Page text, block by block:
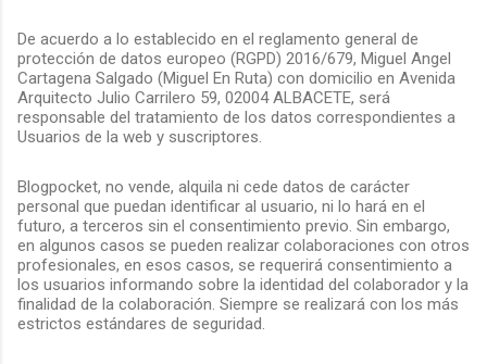
De acuerdo a lo establecido en el reglamento general de
protección de datos europeo (RGPD) 2016/679, Miguel Angel
Cartagena Salgado (Miguel En Ruta) con domicilio en Avenida
Arquitecto Julio Carrilero 59, 02004 ALBACETE, será
responsable del tratamiento de los datos correspondientes a
Usuarios de la web y suscriptores.
Blogpocket, no vende, alquila ni cede datos de carácter
personal que puedan identificar al usuario, ni lo hará en el
futuro, a terceros sin el consentimiento previo. Sin embargo,
en algunos casos se pueden realizar colaboraciones con otros
profesionales, en esos casos, se requerirá consentimiento a
los usuarios informando sobre la identidad del colaborador y la
finalidad de la colaboración. Siempre se realizará con los más
estrictos estándares de seguridad.